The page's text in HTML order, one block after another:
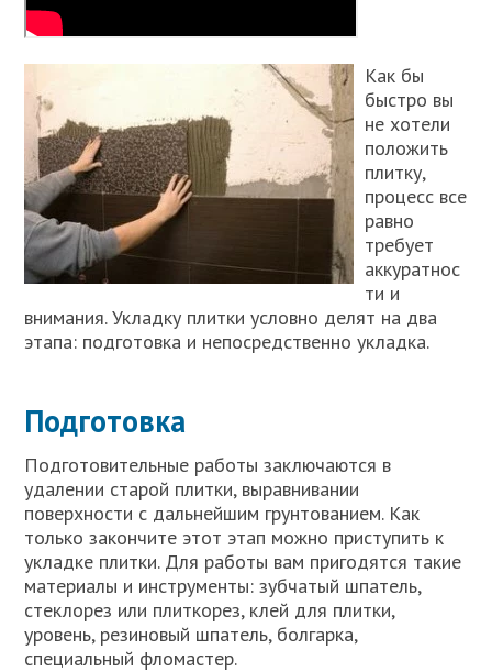
Как бы
быстро вы
не хотели
положить
плитку,
процесс все
равно
требует
аккуратнос
ти и
внимания. Укладку плитки условно делят на два
этапа: подготовка и непосредственно укладка.
Подготовка
Подготовительные работы заключаются в
удалении старой плитки, выравнивании
поверхности с дальнейшим грунтованием. Как
только закончите этот этап можно приступить к
укладке плитки. Для работы вам пригодятся такие
материалы и инструменты: зубчатый шпатель,
стеклорез или плиткорез, клей для плитки,
уровень, резиновый шпатель, болгарка,
специальный фломастер.